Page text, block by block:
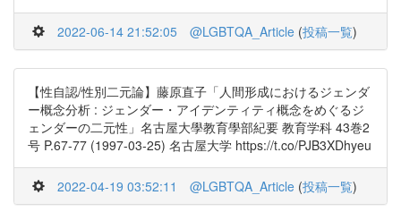
2022-06-14 21:52:05 @LGBTQA_Article (投稿一覧)
【性自認/性別二元論】藤原直子「人間形成におけるジェンダ
ー概念分析 : ジェンダー・アイデンティティ概念をめぐるジ
ェンダーの二元性」名古屋大學教育學部紀要 教育学科 43巻2
号 P.67-77 (1997-03-25) 名古屋大学 https://t.co/PJB3XDhyeu
2022-04-19 03:52:11 @LGBTQA_Article (投稿一覧)